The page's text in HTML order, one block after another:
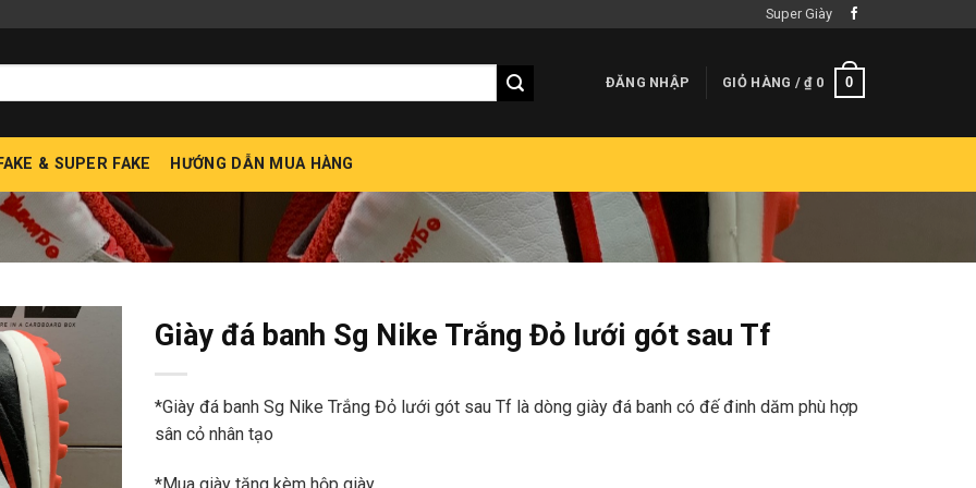
Super Giày
ĐĂNG NHẬP GIỎ HÀNG /₫0 0
& SUPER FAKE HƯỚNG DẪN MUA HÀNG
Giày đá banh Sg Nike Trắng Đỏ lưới gót sau Tf
*Giày đá banh Sg Nike Trắng Đỏ lưới gót sau Tf là dòng giày đá banh có đế đinh dăm phù hợp
sân cỏ nhân tạo